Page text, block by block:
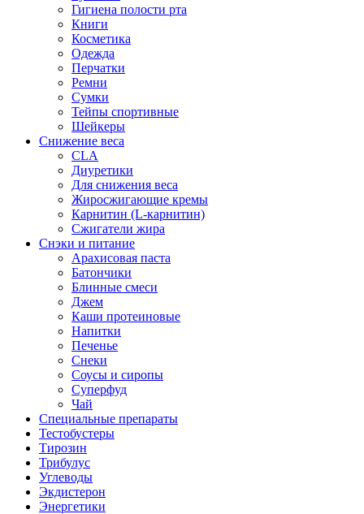
Гигиена полости рта
Книги
Косметика
Одежда
Перчатки
Ремни
Сумки
Тейпы спортивные
Шейкеры
Снижение веса
CLA
Диуретики
Для снижения веса
Жиросжигающие кремы
Карнитин (L-карнитин)
Сжигатели жира
Снэки и питание
Арахисовая паста
Батончики
Блинные смеси
Джем
Каши протеиновые
Напитки
Печенье
Снеки
Соусы и сиропы
Суперфуд
Чай
Специальные препараты
Тестобустеры
Тирозин
Трибулус
Углеводы
Экдистерон
Энергетики